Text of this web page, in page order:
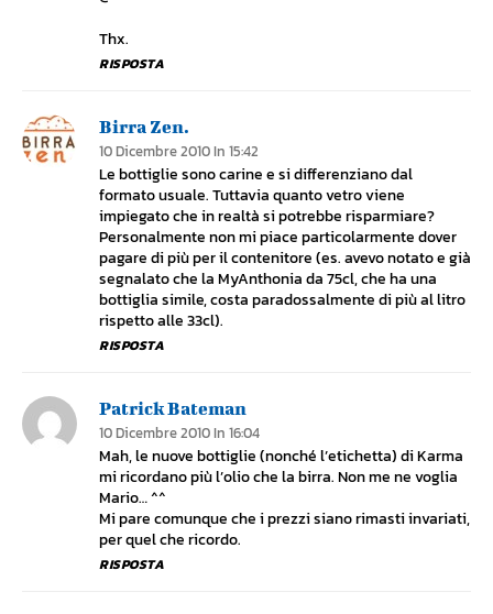
Thx.
RISPOSTA
Birra Zen.
10 Dicembre 2010 In 15:42
Le bottiglie sono carine e si differenziano dal
formato usuale. Tuttavia quanto vetro viene
impiegato che in realtà si potrebbe risparmiare?
Personalmente non mi piace particolarmente dover
pagare di più per il contenitore (es. avevo notato e già
segnalato che la MyAnthonia da 75cl, che ha una
bottiglia simile, costa paradossalmente di più al litro
rispetto alle 33cl).
RISPOSTA
Patrick Bateman
10 Dicembre 2010 In 16:04
Mah, le nuove bottiglie (nonché l’etichetta) di Karma
mi ricordano più l’olio che la birra. Non me ne voglia
Mario… ^^
Mi pare comunque che i prezzi siano rimasti invariati,
per quel che ricordo.
RISPOSTA